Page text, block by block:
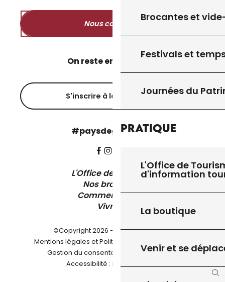
Brocantes et
Festivals et
Journées du
Pratique
L'Office de
d'information
La boutique
Venir et se
Nous contacter
On reste en contact ?
S'inscrire à la newsletter
#paysdegourdon !
L'Office de Tourisme
Nos brochures
Comment venir ?
Vivre ici
©Copyright 2026 - Pays de Gourdon
Mentions légales et Politique de confidentialité
Gestion du consentement Plan du site-
Accessibilité : non conforme